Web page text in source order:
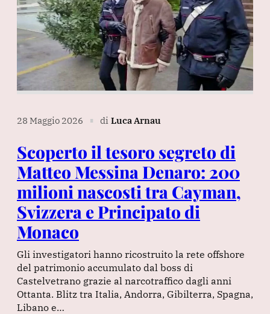
28 Maggio 2026 ∎ di Luca Arnau
Scoperto il tesoro segreto di
Matteo Messina Denaro: 200
milioni nascosti tra Cayman,
Svizzera e Principato di
Monaco
Gli investigatori hanno ricostruito la rete offshore
del patrimonio accumulato dal boss di
Castelvetrano grazie al narcotraffico dagli anni
Ottanta. Blitz tra Italia, Andorra, Gibilterra, Spagna,
Libano e…